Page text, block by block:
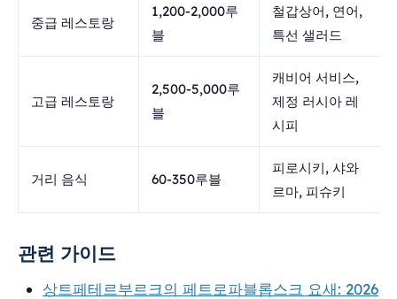
중급 레스토랑
1,200-2,000루
블
철갑상어, 연어,
특선 샐러드
고급 레스토랑
2,500-5,000루
블
캐비어 서비스,
제정 러시아 레
시피
거리 음식 60-350루블
피로시키, 샤와
르마, 피슈키
관련 가이드
상트페테르부르크의 페트로파블롭스크 요새: 2026